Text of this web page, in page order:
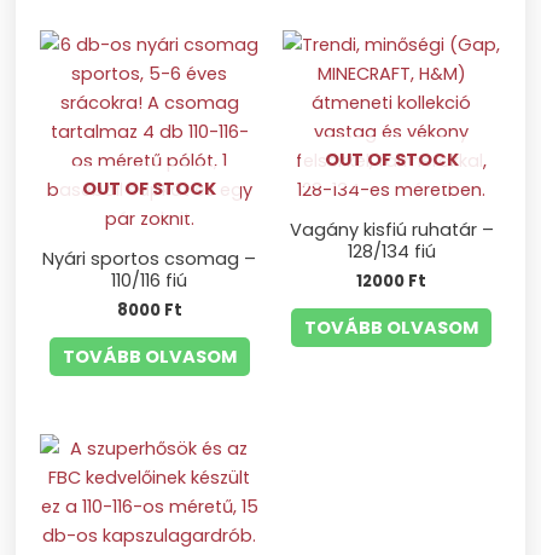
OUT OF STOCK
Nyári sportos csomag –
110/116 fiú
8000 Ft
TOVÁBB OLVASOM
OUT OF STOCK
Vagány kisfiú ruhatár –
128/134 fiú
12000 Ft
TOVÁBB OLVASOM